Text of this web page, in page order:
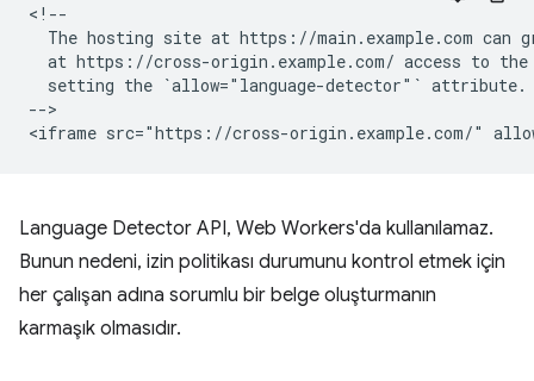
<!--
The hosting site at https://main.example.com can
at https://cross-origin.example.com/ access to
  setting the `allow="language-detector"` attribute.
-->
Language Detector API, Web Workers'da kullanılamaz.
Bunun nedeni, izin politikası durumunu kontrol etmek için
her çalışan adına sorumlu bir belge oluşturmanın
karmaşık olmasıdır.